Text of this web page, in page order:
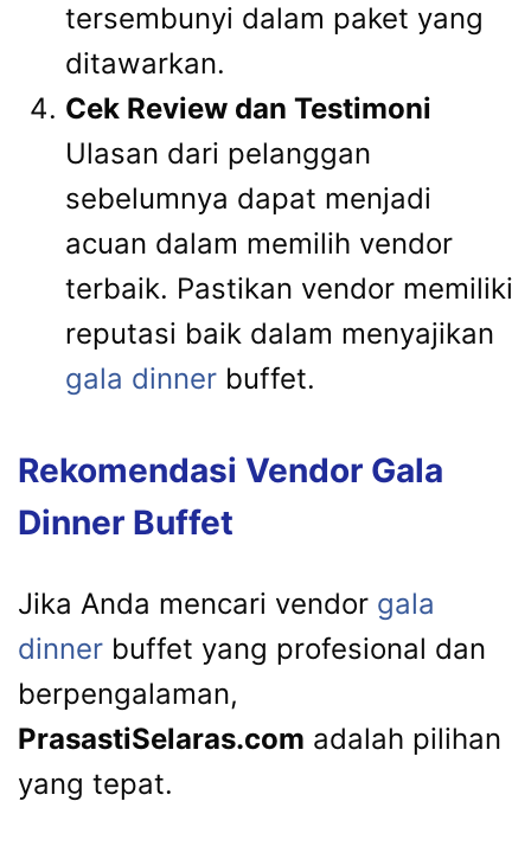
tersembunyi dalam paket yang
ditawarkan.
Cek Review dan Testimoni
Ulasan dari pelanggan
sebelumnya dapat menjadi
acuan dalam memilih vendor
terbaik. Pastikan vendor memiliki
reputasi baik dalam menyajikan
gala dinner buffet.
Rekomendasi Vendor Gala
Dinner Buffet
Jika Anda mencari vendor gala
dinner buffet yang profesional dan
berpengalaman,
PrasastiSelaras.com adalah pilihan
yang tepat.